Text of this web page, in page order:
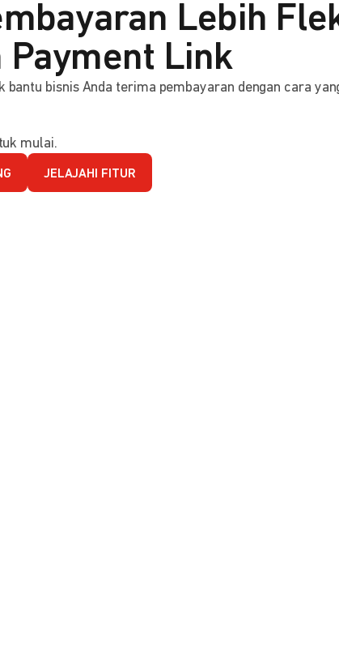
Lebih
Payment Link
bantu bisnis Anda terima pembayaran dengan cara
mulai.
JELAJAHI FITUR